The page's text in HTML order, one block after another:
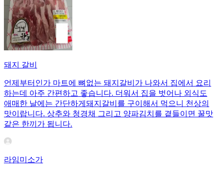
돼지 갈비
언제부터인가 마트에 뼈없는 돼지갈비가 나와서 집에서 요리
하는데 아주 간편하고 좋습니다. 더워서 집을 벗어나 외식도
애매한 날에는 간단하게돼지갈비를 구이해서 먹으니 천상의
맛이랍니다. 상추와 청경채 그리고 양파김치를 곁들이면 꿀맛
같은 한끼가 됩니다.
라임미소가